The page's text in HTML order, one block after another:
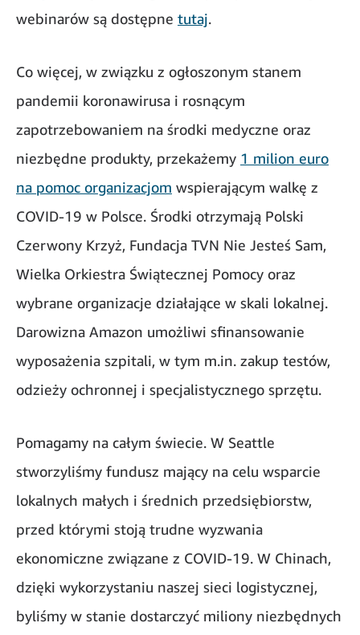
webinarów są dostępne tutaj.
Co więcej, w związku z ogłoszonym stanem
pandemii koronawirusa i rosnącym
zapotrzebowaniem na środki medyczne oraz
niezbędne produkty, przekażemy 1 milion euro
na pomoc organizacjom wspierającym walkę z
COVID-19 w Polsce. Środki otrzymają Polski
Czerwony Krzyż, Fundacja TVN Nie Jesteś Sam,
Wielka Orkiestra Świątecznej Pomocy oraz
wybrane organizacje działające w skali lokalnej.
Darowizna Amazon umożliwi sfinansowanie
wyposażenia szpitali, w tym m.in. zakup testów,
odzieży ochronnej i specjalistycznego sprzętu.
Pomagamy na całym świecie. W Seattle
stworzyliśmy fundusz mający na celu wsparcie
lokalnych małych i średnich przedsiębiorstw,
przed którymi stoją trudne wyzwania
ekonomiczne związane z COVID-19. W Chinach,
dzięki wykorzystaniu naszej sieci logistycznej,
byliśmy w stanie dostarczyć miliony niezbędnych